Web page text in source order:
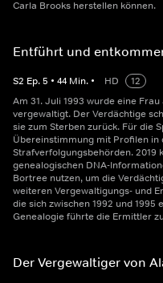
Carla Brooks herstellen können.
Entführt und
S2 Ep.5 • 44 Min. • HD
12
Am 31. Juli 1993 wurde eine
vergewaltigt. Der Verdächtige
sie zum Sterben zurück. Für die
Übereinstimmung mit Profilen in
Strafverfolgungsbehörden. 2019
genealogischen DNA-
Bortree nutzen, um die
weiteren Vergewaltigungs- und
die sich zwischen 1992 und
Genealogie führte die Ermittler
Der Vergewaltiger von